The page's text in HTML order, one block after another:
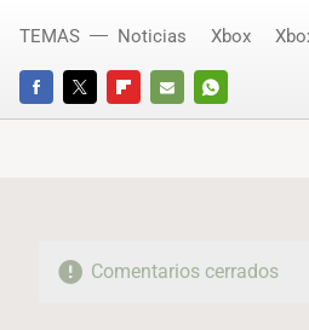
FACEBOOKTWITTERFLIPBOARD
E-
WHATSAPP
TEMAS Noticias Xbox
Comentarios cerrados